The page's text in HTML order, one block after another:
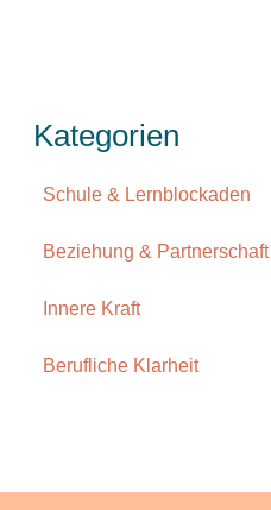
Kategorien
Schule & Lernblockaden
Beziehung & Partnerschaft
Innere Kraft
Berufliche Klarheit